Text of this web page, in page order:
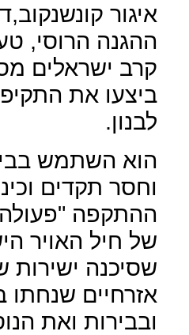
איגור
ביצעו את
לבנון.
הוא השתמש
וחסר תקדים
ההתקפה
של חיל האויר
שסיכנה ישירות
אזרחיים
ובבירות ואת